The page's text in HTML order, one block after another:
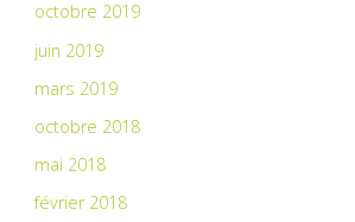
octobre 2019
juin 2019
mars 2019
octobre 2018
mai 2018
février 2018